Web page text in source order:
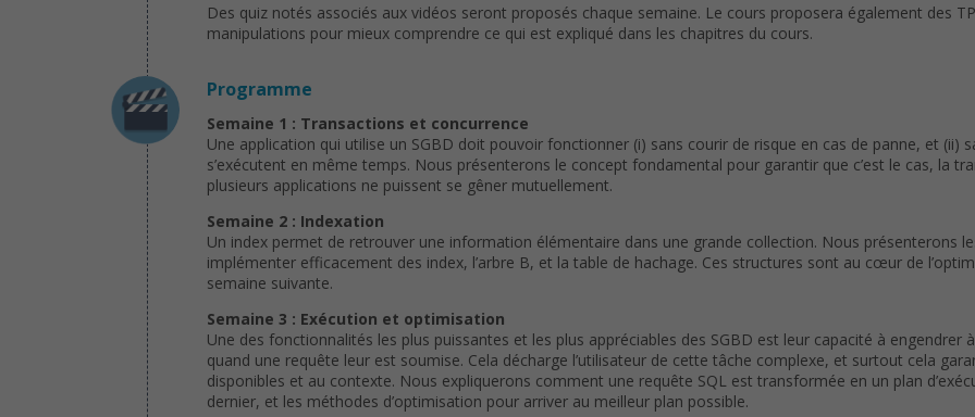
Des quiz notés associés aux vidéos seront proposés chaque semaine. Le cours proposera également des
manipulations pour mieux comprendre ce qui est expliqué dans les chapitres du cours.
Programme
Semaine 1 : Transactions et concurrence
Une application qui utilise un SGBD doit pouvoir fonctionner (i) sans courir de risque en cas de panne, et (ii)
s’exécutent en même temps. Nous présenterons le concept fondamental pour garantir que c’est le cas, la
plusieurs applications ne puissent se gêner mutuellement.
Semaine 2 : Indexation
Un index permet de retrouver une information élémentaire dans une grande collection. Nous présenterons
implémenter efficacement des index, l’arbre B, et la table de hachage. Ces structures sont au cœur de
semaine suivante.
Semaine 3 : Exécution et optimisation
Une des fonctionnalités les plus puissantes et les plus appréciables des SGBD est leur capacité à
quand une requête leur est soumise. Cela décharge l’utilisateur de cette tâche complexe, et surtout cela
disponibles et au contexte. Nous expliquerons comment une requête SQL est transformée en un plan
dernier, et les méthodes d’optimisation pour arriver au meilleur plan possible.